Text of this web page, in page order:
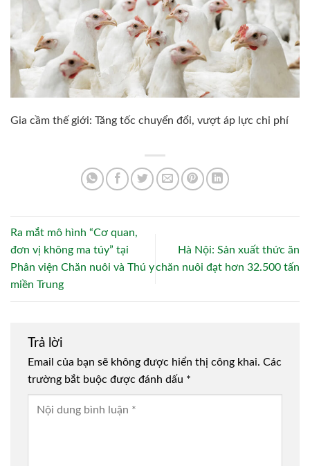
Gia cầm thế giới: Tăng tốc chuyển đổi, vượt áp lực chi phí
Ra mắt mô hình “Cơ quan,
đơn vị không ma túy” tại
Phân viện Chăn nuôi và Thú y
miền Trung
Hà Nội: Sản xuất thức ăn
chăn nuôi đạt hơn 32.500 tấn
Trả lời
Email của bạn sẽ không được hiển thị công khai. Các
trường bắt buộc được đánh dấu *